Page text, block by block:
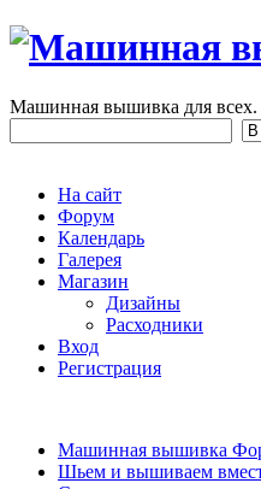
Машинная вышивка для
На сайт
Форум
Календарь
Галерея
Магазин
Дизайны
Расходники
Вход
Регистрация
Машинная вышивка
Шьем и вышиваем